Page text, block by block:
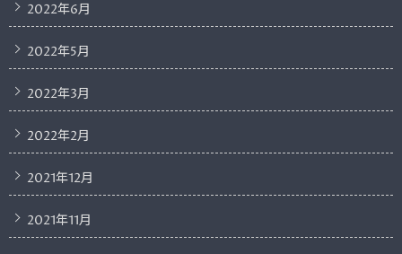
2022年6月
2022年5月
2022年3月
2022年2月
2021年12月
2021年11月